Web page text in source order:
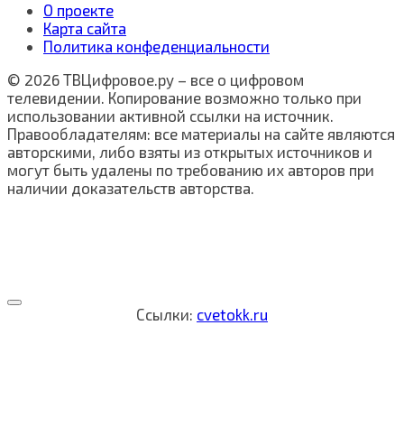
О проекте
Карта сайта
Политика конфеденциальности
© 2026 ТВЦифровое.ру – все о цифровом
телевидении. Копирование возможно только при
использовании активной ссылки на источник.
Правообладателям: все материалы на сайте являются
авторскими, либо взяты из открытых источников и
могут быть удалены по требованию их авторов при
наличии доказательств авторства.
Ссылки: cvetokk.ru